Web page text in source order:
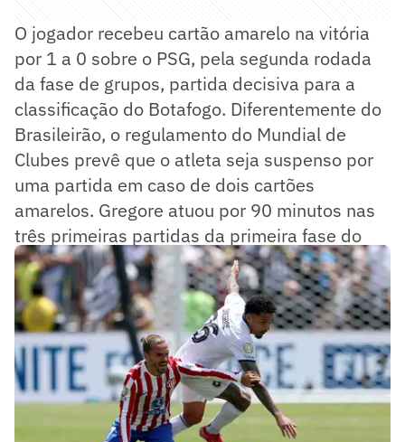
O jogador recebeu cartão amarelo na vitória
por 1 a 0 sobre o PSG, pela segunda rodada
da fase de grupos, partida decisiva para a
classificação do Botafogo. Diferentemente do
Brasileirão, o regulamento do Mundial de
Clubes prevê que o atleta seja suspenso por
uma partida em caso de dois cartões
amarelos. Gregore atuou por 90 minutos nas
três primeiras partidas da primeira fase do
Mundial de Clubes.